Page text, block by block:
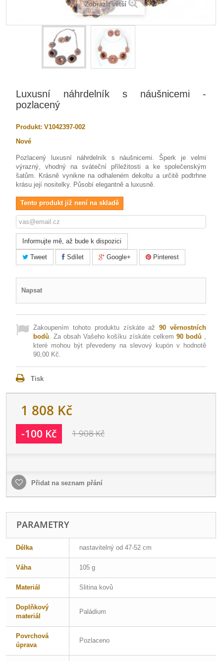
Zobrazit větší
Luxusní náhrdelník s náušnicemi -
pozlacený
Produkt: V1042397-002
Nové
Pozlacený luxusní náhrdelník s náušnicemi. Šperk je velmi
výrazný, vhodný na sváteční příležitosti a ke společenským
šatům. Krásně vynikne na odhaleném dekoltu a určitě podtrhne
krásu její nositelky. Působí elegantně a luxusně.
Tento produkt již není na skladě
Informujte mě, až bude k dispozici
Tweet Sdílet Google+ Pinterest
Napsat
Zakoupením tohoto produktu získáte až90 věrnostních
bodů. Za obsah Vašeho košíku získáte celkem 90bodů ,
které mohou být převedeny na slevový kupón v hodnotě
90,00 Kč.
Tisk
1 808 Kč
-100 Kč 1 908 Kč
Přidat na seznam přání
PARAMETRY
Délka nastavitelný od 47-52 cm
Váha 105 g
Materiál Slitina kovů
Doplňkový
materiál
Paládium
Povrchová
úprava
Pozlaceno